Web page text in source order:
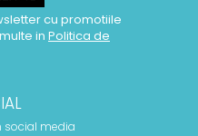
cu promotiile
in Politica de
social media